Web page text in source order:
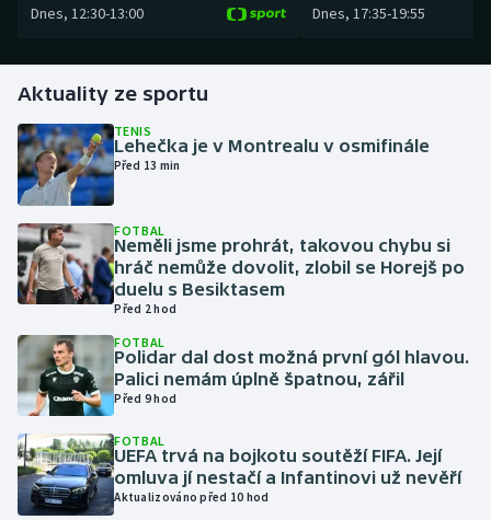
Florbal
Futsal
Golf
Gymnastika
Házená
Jezdectví
Judo
Krasobruslení
Lezení
Lyže a snowboard
Dnes, 12:30-13:00 Dnes, 17:35-19:55
Aktuality ze sportu
TENIS
Lehečka je v Montrealu v osmifinále
Před 13 min
FOTBAL
Neměli jsme prohrát, takovou chybu si
hráč nemůže dovolit, zlobil se Horejš po
duelu s Besiktasem
Před 2 hod
FOTBAL
Polidar dal dost možná první gól hlavou.
Palici nemám úplně špatnou, zářil
Před 9 hod
FOTBAL
UEFA trvá na bojkotu soutěží FIFA. Její
omluva jí nestačí a Infantinovi už nevěří
Aktualizováno před 10 hod